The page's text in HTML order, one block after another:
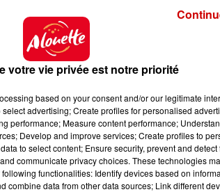
votre vie privée est notre priorité
based on your consent and/or our legitimate
advertising; Create profiles for personalised
performance; Measure content performance;
Develop and improve services; Create profiles to
to select content; Ensure security, prevent and
communicate privacy choices. These technologies
functionalities: Identify devices based on
combine data from other data sources; Link different